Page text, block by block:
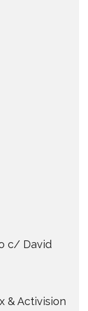
c/ David
& Activision